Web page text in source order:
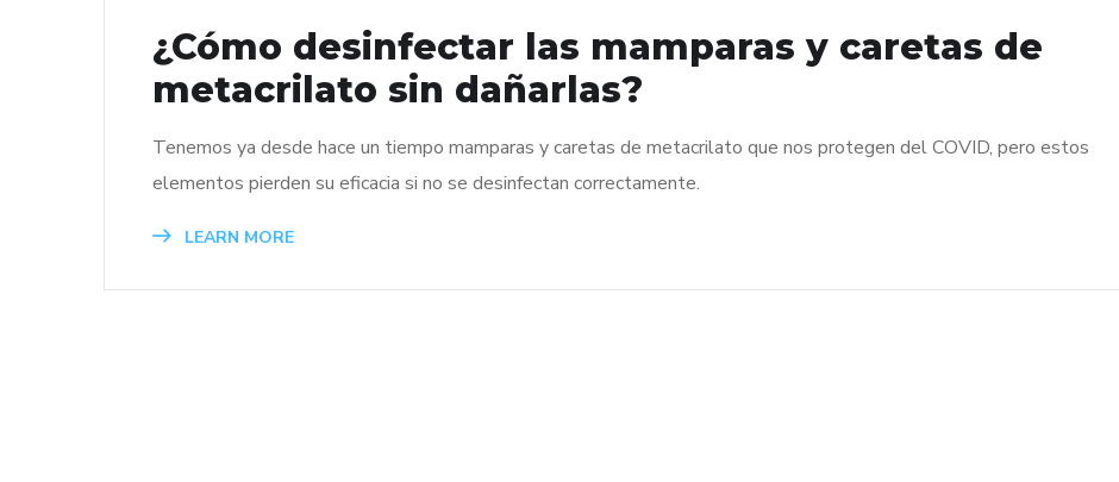
¿Cómo desinfectar las mamparas y caretas de
metacrilato sin dañarlas?
Tenemos ya desde hace un tiempo mamparas y caretas de metacrilato que nos protegen del COVID, pero estos
elementos pierden su eficacia si no se desinfectan correctamente.
LEARN MORE